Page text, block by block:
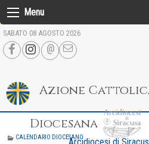
Skip
to
content
Menu
SABATO 08 AGOSTO 2026
Azione
Diocesana
Arcidiocesi di
CALENDARIO DIOCESANO